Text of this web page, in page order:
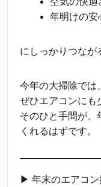
年明けの安
にしっかりつなが
今年の大掃除では、
ぜひエアコンにも
そのひと手間が、
くれるはずです。
▶ 年末のエアコン